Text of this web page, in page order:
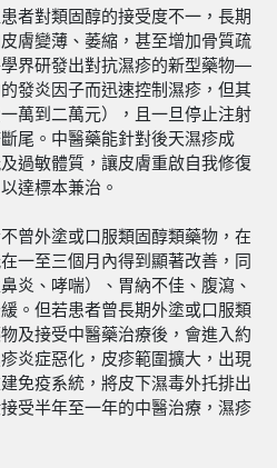
者對類固醇的接受度不一，長期
膚變薄、萎縮，甚至增加骨質疏
界研發出對抗濕疹的新型藥物—
發炎因子而迅速控制濕疹，但其
萬到二萬元），且一旦停止注射
尾。中醫藥能針對後天濕疹成
過敏體質，讓皮膚重啟自我修復
達標本兼治。
曾外塗或口服類固醇類藥物，在
一至三個月內得到顯著改善，同
炎、哮喘）、胃納不佳、腹瀉、
。但若患者曾長期外塗或口服類
及接受中醫藥治療後，會進入約
炎症惡化，皮疹範圍擴大，出現
免疫系統，將皮下濕毒外托排出
受半年至一年的中醫治療，濕疹